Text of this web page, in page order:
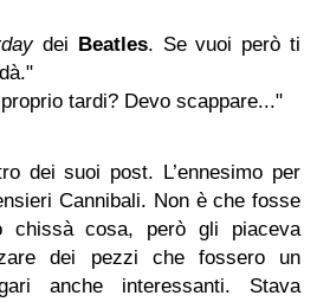
dei Beatles. Se vuoi però ti
tardi? Devo scappare..."
dei suoi post. L’ennesimo per
Cannibali. Non è che fosse
chissà cosa, però gli piaceva
dei pezzi che fossero un
anche interessanti. Stava